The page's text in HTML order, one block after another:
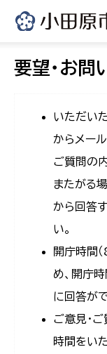
要望・お問
いただい
からメー
ご質問の
またがる
から回答
い。
開庁時間
め、開庁
に回答が
ご意見・
時間をい